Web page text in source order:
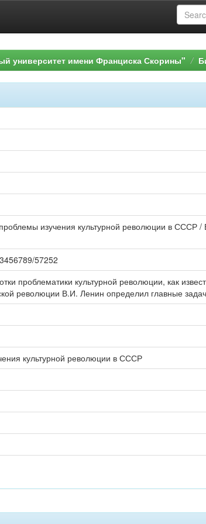
университет имени Франциска Скорины"
изучения культурной революции в
57252
проблематики культурной революции, как
революции В.И. Ленин определил главные
культурной революции в СССР